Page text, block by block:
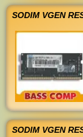
SODIM VGEN
SODIM VGEN